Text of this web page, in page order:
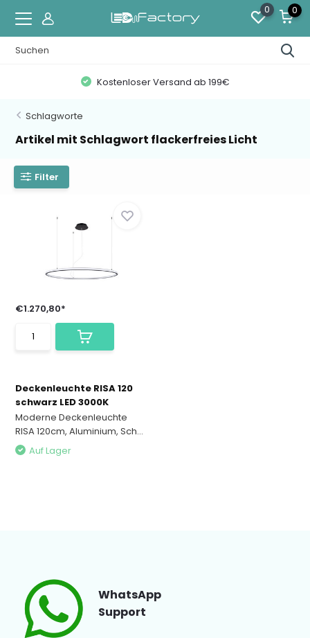
0 0
Kostenloser Versand ab 199€
Schlagworte
Artikel mit Schlagwort flackerfreies Licht
Filter
€1.270,80*
Deckenleuchte RISA 120
schwarz LED 3000K
Moderne Deckenleuchte
RISA 120cm, Aluminium, Sch...
Auf Lager
WhatsApp
Support